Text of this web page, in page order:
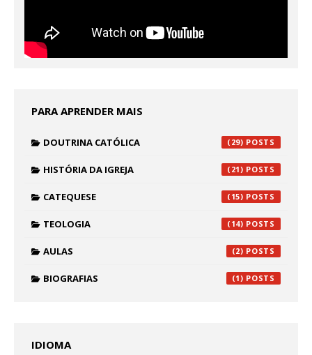
PARA APRENDER MAIS
DOUTRINA CATÓLICA (29)
HISTÓRIA DA IGREJA (21)
CATEQUESE (15)
TEOLOGIA (14)
AULAS (2)
BIOGRAFIAS (1)
IDIOMA